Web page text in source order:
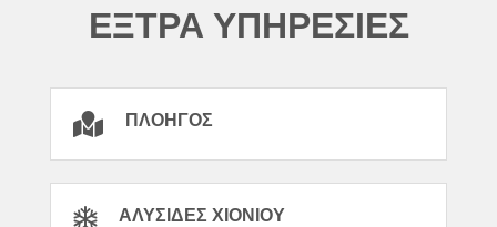
ΕΞΤΡΑ ΥΠΗΡΕΣΙΕΣ
ΠΛΟΗΓΌΣ
ΑΛΥΣΊΔΕΣ ΧΙΟΝΙΟΎ